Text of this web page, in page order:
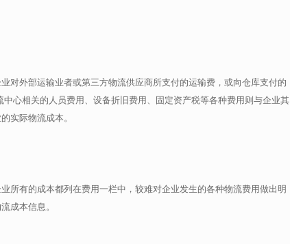
对外部运输业者或第三方物流供应商所支付的运输费，或向仓库支付的
心相关的人员费用、设备折旧费用、固定资产税等各种费用则与企业其
实际物流成本。
所有的成本都列在费用一栏中，较难对企业发生的各种物流费用做出明
成本信息。